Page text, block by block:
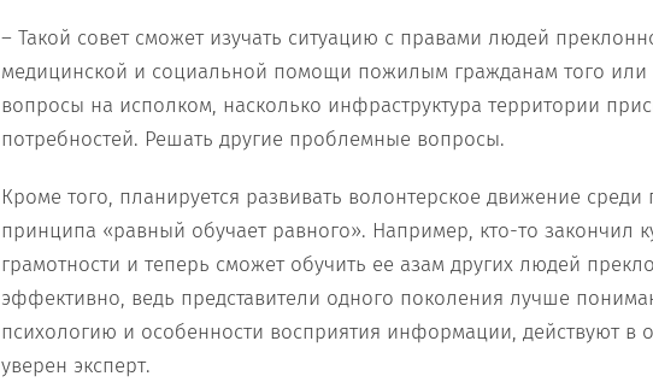
– Такой совет сможет изучать ситуацию с правами людей
медицинской и социальной помощи пожилым гражданам того или
вопросы на исполком, насколько инфраструктура территории
потребностей. Решать другие проблемные вопросы.
Кроме того, планируется развивать волонтерское движение среди
принципа «равный обучает равного». Например, кто-то закончил
грамотности и теперь сможет обучить ее азам других людей
эффективно, ведь представители одного поколения лучше
психологию и особенности восприятия информации, действуют в
уверен эксперт.